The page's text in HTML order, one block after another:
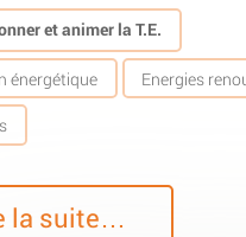
et animer la T.E.
énergétique Energies
la suite…